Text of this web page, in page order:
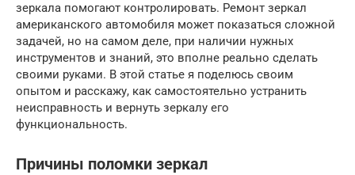
зеркала помогают контролировать. Ремонт зеркал
американского автомобиля может показаться сложной
задачей, но на самом деле, при наличии нужных
инструментов и знаний, это вполне реально сделать
своими руками. В этой статье я поделюсь своим
опытом и расскажу, как самостоятельно устранить
неисправность и вернуть зеркалу его
функциональность.
Причины поломки зеркал